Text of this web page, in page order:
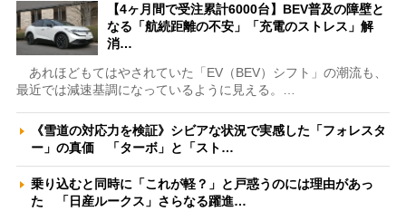
【4ヶ月間で受注累計6000台】BEV普及の障壁と
なる「航続距離の不安」「充電のストレス」解
消…
あれほどもてはやされていた「EV（BEV）シフト」の潮流も、
最近では減速基調になっているように見える。…
《雪道の対応力を検証》シビアな状況で実感した「フォレスタ
ー」の真価 「ターボ」と「スト…
乗り込むと同時に「これが軽？」と戸惑うのには理由があっ
た 「日産ルークス」さらなる躍進…